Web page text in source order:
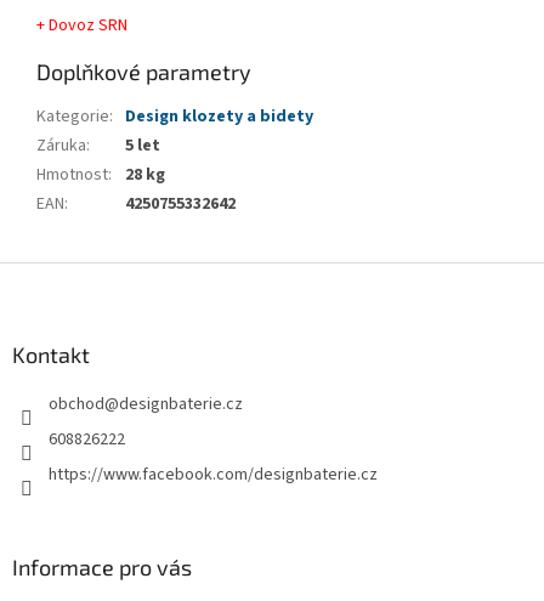
+ Dovoz SRN
Doplňkové parametry
Kategorie: Design klozety a bidety
Záruka:
5 let
Hmotnost:
28 kg
EAN: 4250755332642
Kontakt
obchod@designbaterie.cz
608826222
https://www.facebook.com/designbaterie.cz
Informace pro vás